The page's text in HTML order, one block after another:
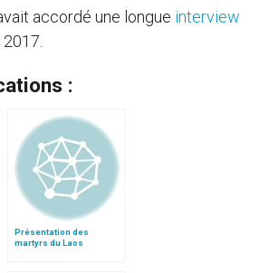
accordé une longue interview
:
Présentation des
martyrs du Laos